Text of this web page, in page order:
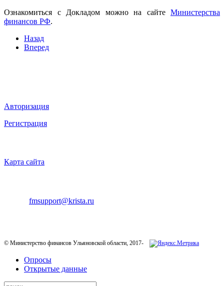
Ознакомиться с Докладом можно на сайте Министерства
финансов РФ.
Назад
Вперед
Авторизация
Регистрация
Карта сайта
fmsupport@krista.ru
© Министерство финансов Ульяновской области, 2017-
Опросы
Открытые данные